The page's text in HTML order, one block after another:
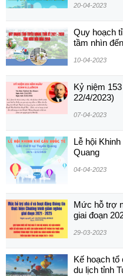
20-04-2023
Quy hoạch
tầm nhìn
10-04-2023
Kỷ niệm
22/4/2023)
07-04-2023
Lễ hội
Quang
04-04-2023
Mức hỗ trợ
giai đoạn
29-03-2023
Kế hoạch
du lịch tỉnh